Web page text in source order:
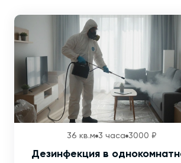
36 кв.м 3 часа 3000 ₽
Дезинфекция в